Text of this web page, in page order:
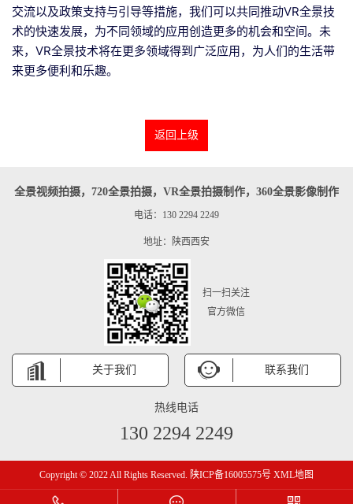
交流以及政策支持与引导等措施，我们可以共同推动VR全景技
术的快速发展，为不同领域的应用创造更多的机会和空间。未
来，VR全景技术将在更多领域得到广泛应用，为人们的生活带
来更多便利和乐趣。
返回上级
全景视频拍摄，720全景拍摄，VR全景拍摄制作，360全景影像制作
电话：130 2294 2249
地址：陕西西安
扫一扫关注
官方微信
关于我们 联系我们
热线电话
130 2294 2249
Copyright © 2022 All Rights Reserved. 陕ICP备16005575号 XML地图